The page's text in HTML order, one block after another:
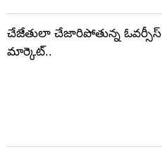
చేజేతులా చేజారిపోతున్న ఓవర్సీస్
మార్కెట్..